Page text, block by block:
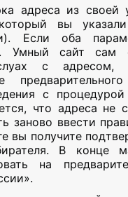
адреса из своей
вы
Если оба
Умный сайт сам
с адресом,
с процедурой
что адреса не
заново ввести
вы получите
В конце
на